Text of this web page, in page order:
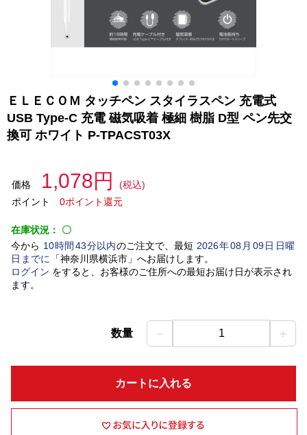
ＥＬＥＣＯＭ タッチペン スタイラスペン 充電式
USB Type-C 充電 磁気吸着 極細 樹脂 D型 ペン先交
換可 ホワイト P-TPACST03X
価格 1,078円
(税込)
ポイント
0ポイント還元
在庫状況： 〇
今から 10時間 43分以内のご注文で、最短 2026年08 月 09日日曜
日 までに 「神奈川県横浜市」 へお届けします。
ログイン をすると、お客様のご住所への最短お届け日が表示され
ます。
数量 － 1 ＋
カートに入れる